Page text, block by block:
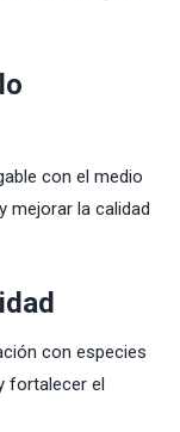
con el medio
mejorar la calidad
con especies
fortalecer el